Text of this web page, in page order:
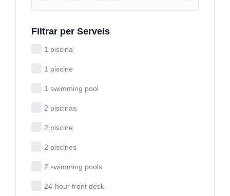
Filtrar per Serveis
1 piscina
1 piscine
1 swimming pool
2 piscinas
2 piscine
2 piscines
2 swimming pools
24-hour front desk